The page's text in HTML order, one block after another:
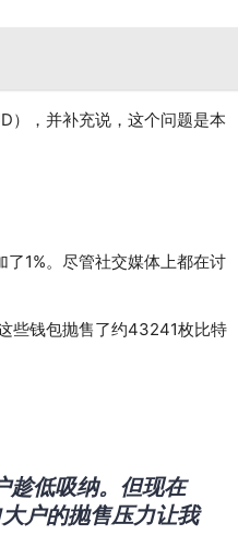
），并补充说，这个问题是本
1%。尽管社交媒体上都在讨
些钱包抛售了约43241枚比特
趁低吸纳。但现在
户的抛售压力让我